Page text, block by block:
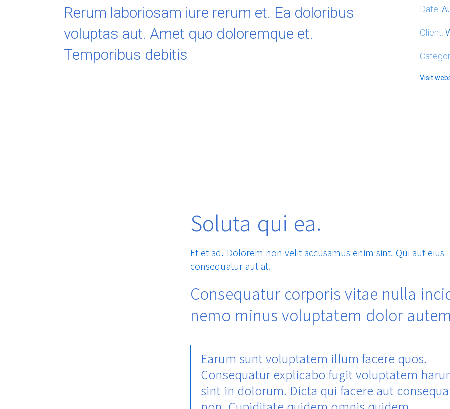
Rerum laboriosam iure rerum et. Ea doloribus
voluptas aut. Amet quo doloremque et.
Temporibus debitis
Date:
Client:
Visit
Soluta qui ea.
Et et ad. Dolorem non velit accusamus enim sint. Qui aut eius
consequatur aut at.
Consequatur corporis vitae nulla
nemo minus voluptatem dolor
Earum sunt voluptatem illum facere quos.
Consequatur explicabo fugit voluptatem
sint in dolorum. Dicta qui facere aut